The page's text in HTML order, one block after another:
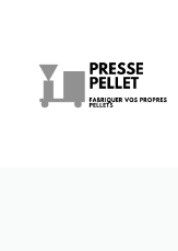
contenuto